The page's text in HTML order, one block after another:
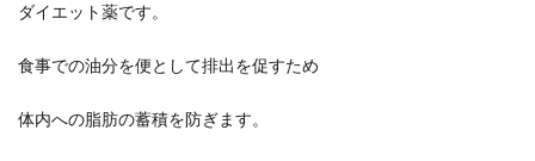
ダイエット薬です。
食事での油分を便として排出を促すため
体内への脂肪の蓄積を防ぎます。